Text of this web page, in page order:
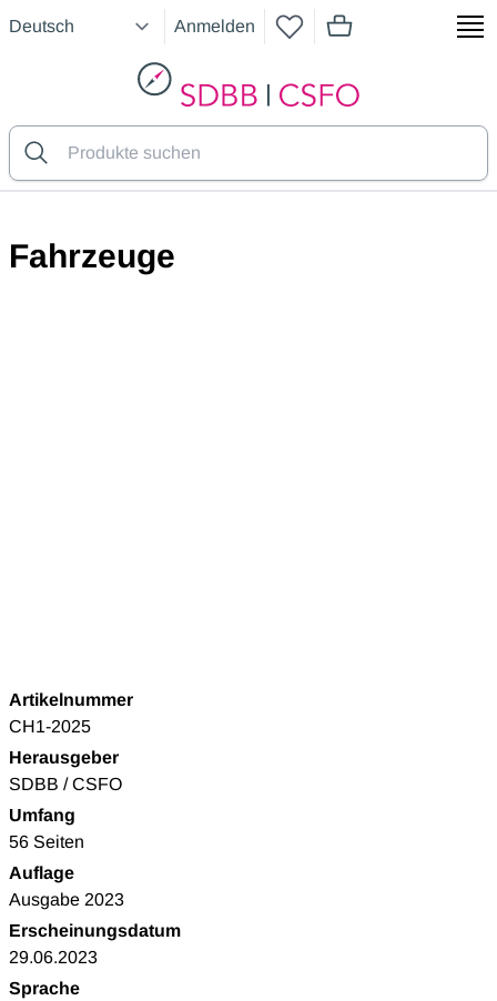
Anmelden
Artikel im
SDBB
Fahrzeuge
Artikelnummer
CH1-2025
Herausgeber
SDBB / CSFO
Umfang
56 Seiten
Auflage
Ausgabe 2023
Erscheinungsdatum
29.06.2023
Sprache